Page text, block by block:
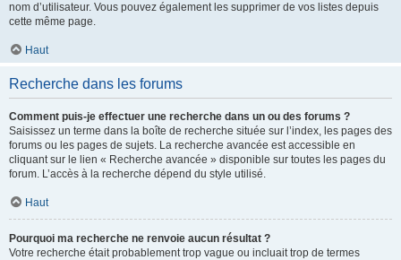
nom d’utilisateur. Vous pouvez également les supprimer de vos listes depuis
cette même page.
Haut
Recherche dans les forums
Comment puis-je effectuer une recherche dans un ou des forums ?
Saisissez un terme dans la boîte de recherche située sur l’index, les pages des
forums ou les pages de sujets. La recherche avancée est accessible en
cliquant sur le lien « Recherche avancée » disponible sur toutes les pages du
forum. L’accès à la recherche dépend du style utilisé.
Haut
Pourquoi ma recherche ne renvoie aucun résultat ?
Votre recherche était probablement trop vague ou incluait trop de termes